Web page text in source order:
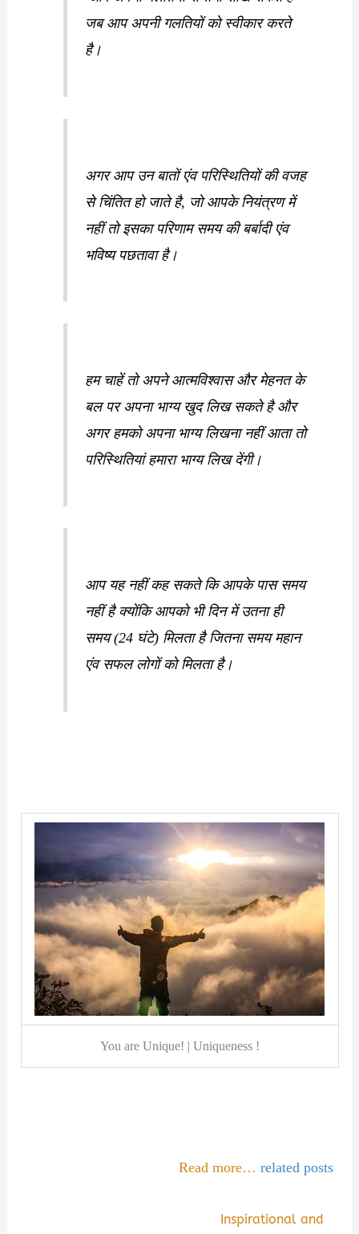
जब आप अपनी गलतियों को स्वीकार करते
है।
अगर आप उन बातों एंव परिस्थितियों की वजह
से चिंतित हो जाते है, जो आपके नियंत्रण में
नहीं तो इसका परिणाम समय की बर्बादी एंव
भविष्य पछतावा है।
हम चाहें तो अपने आत्मविश्वास और मेहनत के
बल पर अपना भाग्य खुद लिख सकते है और
अगर हमको अपना भाग्य लिखना नहीं आता तो
परिस्थितियां हमारा भाग्य लिख देंगी।
आप यह नहीं कह सकते कि आपके पास समय
नहीं है क्योंकि आपको भी दिन में उतना ही
समय (24 घंटे) मिलता है जितना समय महान
एंव सफल लोगों को मिलता है।
You are Unique! | Uniqueness !
Read more… related posts
Inspirational and